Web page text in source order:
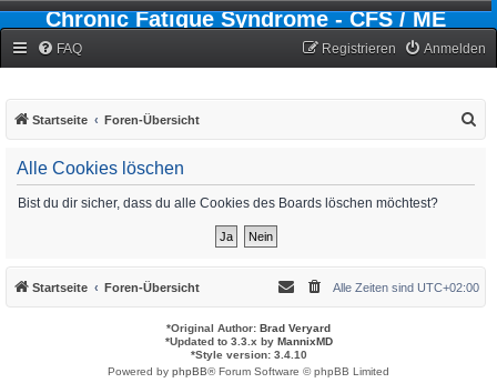
Chronic Fatigue Syndrome - CFS / ME
FAQ Anmelden
Registrieren
Startseite Foren-Übersicht
Alle Cookies löschen
Bist du dir sicher, dass du alle Cookies des Boards löschen möchtest?
Startseite Foren-Übersicht Alle Zeiten sind UTC+02:00
*Original Author: Brad Veryard
*Updated to 3.3.x by MannixMD
*Style version: 3.4.10
Powered by phpBB® Forum Software © phpBB Limited